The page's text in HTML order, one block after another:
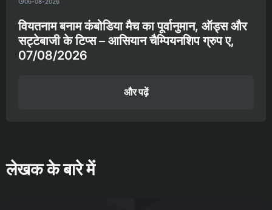
वियतनाम बनाम कंबोडिया मैच का पूर्वानुमान, ऑड्स और
सट्टेबाजी के टिप्स – आसियान चैम्पियनशिप ग्रुप ए,
07/08/2026
और पढ़ें
लेखक के बारे में